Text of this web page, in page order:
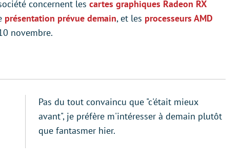
concernent les cartes graphiques Radeon RX
présentation prévue demain, et les processeurs AMD
novembre.
Pas du tout convaincu que "c'était mieux
avant", je préfère m'intéresser à demain plutôt
que fantasmer hier.